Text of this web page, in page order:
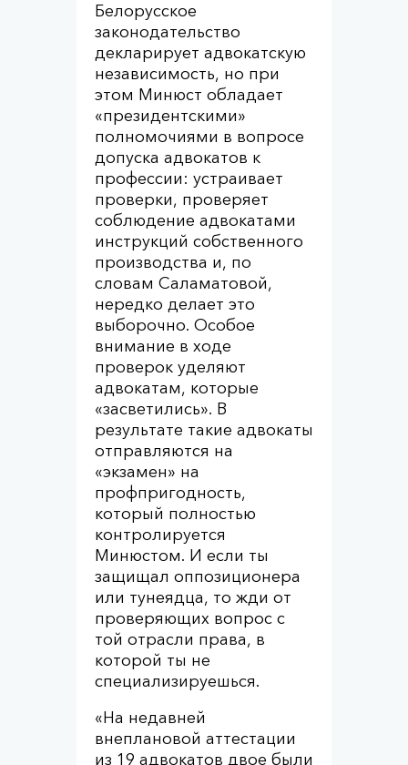
Белорусское
законодательство
декларирует адвокатскую
независимость, но при
этом Минюст обладает
«президентскими»
полномочиями в вопросе
допуска адвокатов к
профессии: устраивает
проверки, проверяет
соблюдение адвокатами
инструкций собственного
производства и, по
словам Саламатовой,
нередко делает это
выборочно. Особое
внимание в ходе
проверок уделяют
адвокатам, которые
«засветились». В
результате такие адвокаты
отправляются на
«экзамен» на
профпригодность,
который полностью
контролируется
Минюстом. И если ты
защищал оппозиционера
или тунеядца, то жди от
проверяющих вопрос с
той отрасли права, в
которой ты не
специализируешься.
«На недавней
внеплановой аттестации
из 19 адвокатов двое были